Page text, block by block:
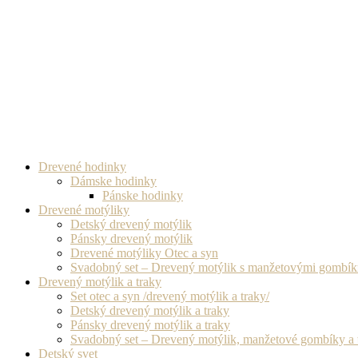
Drevené hodinky
Dámske hodinky
Pánske hodinky
Drevené motýliky
Detský drevený motýlik
Pánsky drevený motýlik
Drevené motýliky Otec a syn
Svadobný set – Drevený motýlik s manžetovými
Drevený motýlik a traky
Set otec a syn /drevený motýlik a traky/
Detský drevený motýlik a traky
Pánsky drevený motýlik a traky
Svadobný set – Drevený motýlik, manžetové gombíky a
Detský svet